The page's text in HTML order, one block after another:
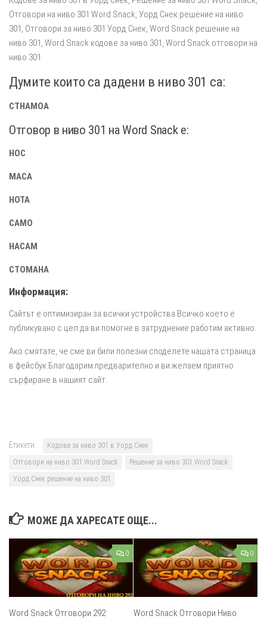
Отговори на ниво 301 Word Snack, Уорд Снек решение на ниво
301, Отговори за ниво 301 Уорд Снек, Word Snack решение на
ниво 301, Word Snack кодове за ниво 301, Word Snack отговори на
ниво 301.
Думите които са дадени в ниво 301 са:
СТНАМОА
Отговор в ниво 301 на Word Snack e:
НОС
МАСА
НОТА
САМО
НАСАМ
СТОМАНА
Информация:
Сайтът е оптимизиран за всички устройства.Всичко което е
публикувано с цел да ви помогне в затруднение работим активно.
Ако смятате, че сме ви били полезни споделете нашата страница
в фейсбук.Благодарим предварително и ви желаем приятно
сърфиране в нашият сайт.
Етикети:
Кодове за ниво 301 в Уорд Снек
Отговори на ниво 301 Word Snack
Решение за ниво 301 Word Snack
Уорд Снек решение на ниво 301
МОЖЕ ДА ХАРЕСАТЕ ОЩЕ...
0
Word Snack Oтговори 292
0
Word Snack Отговори Ниво